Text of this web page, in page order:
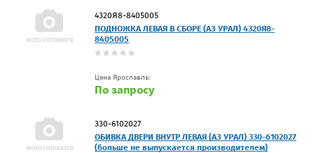
4320Я8-8405005
ПОДНОЖКА ЛЕВАЯ В СБОРЕ (АЗ УРАЛ) 4320Я8-
8405005
Цена Ярославль:
По запросу
330-6102027
ОБИВКА ДВЕРИ ВНУТР ЛЕВАЯ (АЗ УРАЛ) 330-6102027
(больше не выпускается производителем)